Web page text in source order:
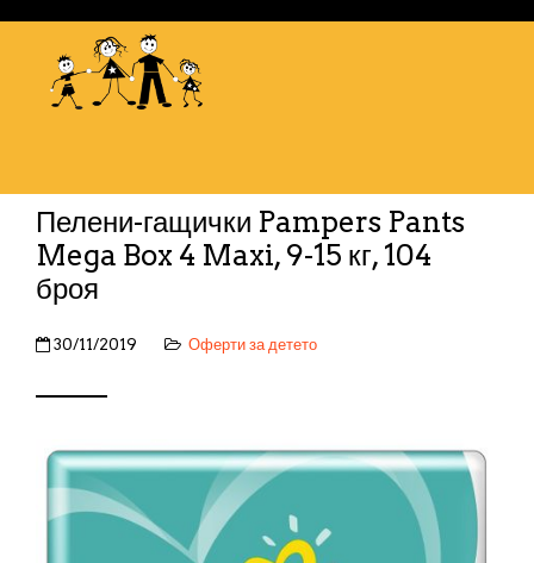
Пелени-гащички Pampers Pants
Mega Box 4 Maxi, 9-15 кг, 104
броя
30/11/2019 Оферти за детето